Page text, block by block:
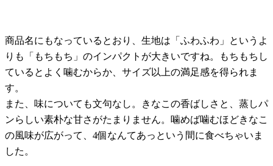
商品名にもなっているとおり、生地は「ふわふわ」というよ
りも「もちもち」のインパクトが大きいですね。もちもちし
ているとよく噛むからか、サイズ以上の満足感を得られま
す。
また、味についても文句なし。きなこの香ばしさと、蒸しパ
ンらしい素朴な甘さがたまりません。噛めば噛むほどきなこ
の風味が広がって、 4個なんてあっという間に食べちゃいま
した。